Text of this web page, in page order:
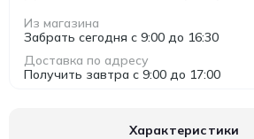
Из магазина
Забрать сегодня с 9:00 до 16:30
Доставка по адресу
Получить завтра с 9:00 до 17:00
Характеристики